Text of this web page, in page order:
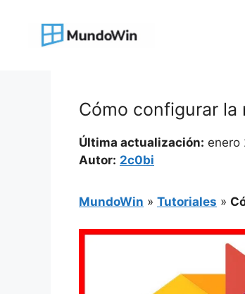
contenido
Cómo configurar
Última actualización: enero
Autor: 2c0bi
MundoWin » Tutoriales »